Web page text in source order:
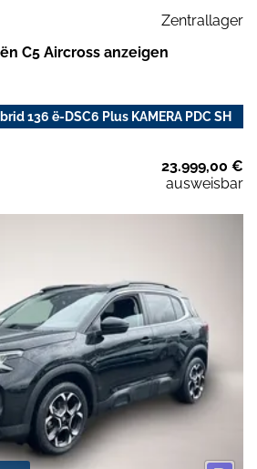
Zentrallager
C5 Aircross anzeigen
136 ë-DSC6 Plus KAMERA PDC SH
23.999,00 €
ausweisbar